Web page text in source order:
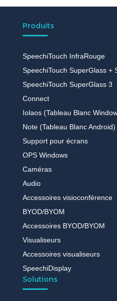
Produits
SpeechiTouch InfraRouge
SpeechiTouch SuperGlass +
SpeechiTouch SuperGlass 3
Connect
Iolaos (Tableau Blanc
Note (Tableau Blanc Android)
Support pour écrans
OPS Windows
Caméras
Audio
Accessoires visioconférence
BYOD/BYOM
Accessoires BYOD/BYOM
Visualiseurs
Accessoires visualiseurs
SpeechiDisplay
Solutions